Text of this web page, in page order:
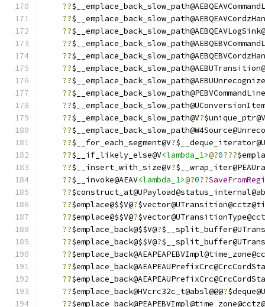
??
??
??
??
??
??
??
??
??
??$__emplace_back_slow_path@V?
??
??$__for_each_segment@V?
??$__if_likely_else@V<lambda_1>@?0???
??$__insert_with_size@V?
??$__invoke@AEAV<lambda_1>@?0??
??
??$emplace@$$V@?
??$emplace@$$V@?
??$emplace_back@$$V@?
??$emplace_back@$$V@?
??
??
??
??$emplace_back@HVcrc32c_t@absl@@@?
??